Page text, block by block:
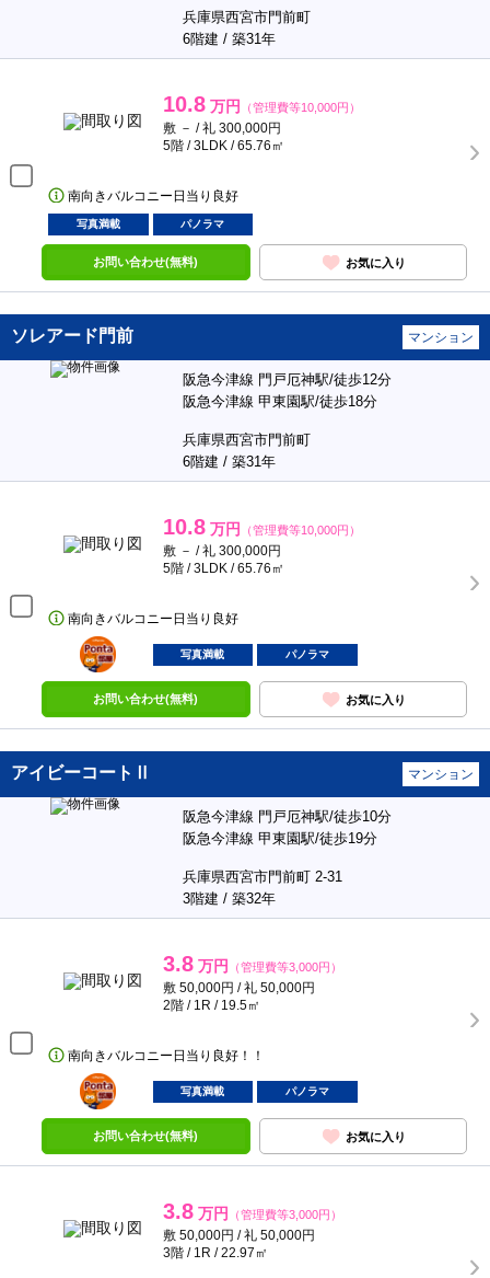
兵庫県西宮市門前町
6階建 / 築31年
10.8 万円 （管理費等10,000円）
敷 － / 礼 300,000円
5階 / 3LDK / 65.76㎡
南向きバルコニー日当り良好
写真満載 パノラマ
お問い合わせ(無料) お気に入り
ソレアード門前 マンション
阪急今津線 門戸厄神駅/徒歩12分
阪急今津線 甲東園駅/徒歩18分
兵庫県西宮市門前町
6階建 / 築31年
10.8 万円 （管理費等10,000円）
敷 － / 礼 300,000円
5階 / 3LDK / 65.76㎡
南向きバルコニー日当り良好
ポンタ
部屋
写真満載 パノラマ
お問い合わせ(無料) お気に入り
アイビーコートⅡ マンション
阪急今津線 門戸厄神駅/徒歩10分
阪急今津線 甲東園駅/徒歩19分
兵庫県西宮市門前町 2-31
3階建 / 築32年
3.8 万円 （管理費等3,000円）
敷 50,000円 / 礼 50,000円
2階 / 1R / 19.5㎡
南向きバルコニー日当り良好！！
ポンタ
部屋
写真満載 パノラマ
お問い合わせ(無料) お気に入り
3.8 万円 （管理費等3,000円）
敷 50,000円 / 礼 50,000円
3階 / 1R / 22.97㎡